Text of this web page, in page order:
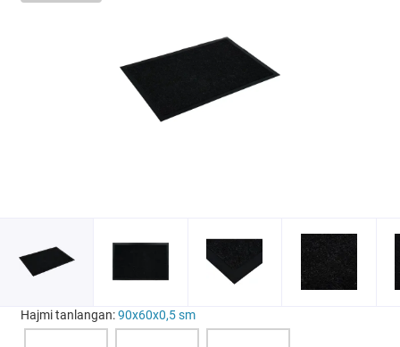
Hajmi tanlangan:90х60х0,5 sm